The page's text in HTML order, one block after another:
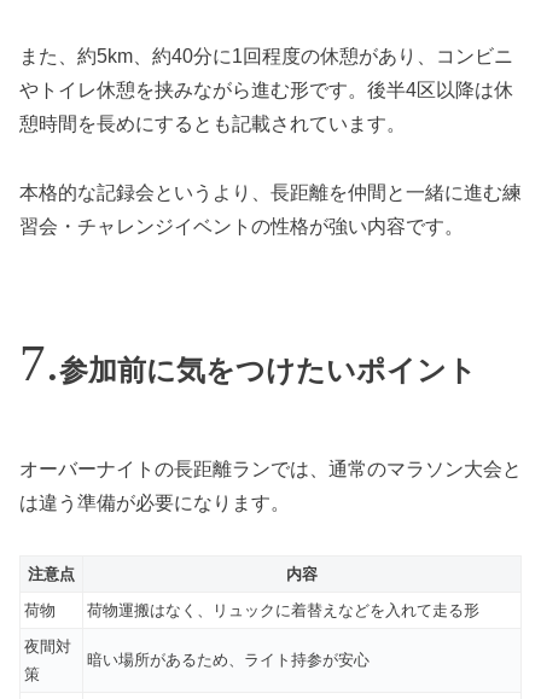
また、約5km、約40分に1回程度の休憩があり、コンビニ
やトイレ休憩を挟みながら進む形です。後半4区以降は休
憩時間を長めにするとも記載されています。
本格的な記録会というより、長距離を仲間と一緒に進む練
習会・チャレンジイベントの性格が強い内容です。
参加前に気をつけたいポイント
オーバーナイトの長距離ランでは、通常のマラソン大会と
は違う準備が必要になります。
注意点
内容
荷物
荷物運搬はなく、リュックに着替えなどを入れて走る形
夜間対
策
暗い場所があるため、ライト持参が安心